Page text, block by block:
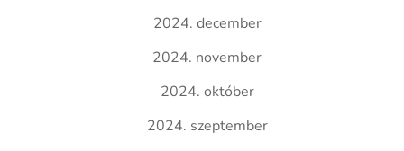
2024. december
2024. november
2024. október
2024. szeptember